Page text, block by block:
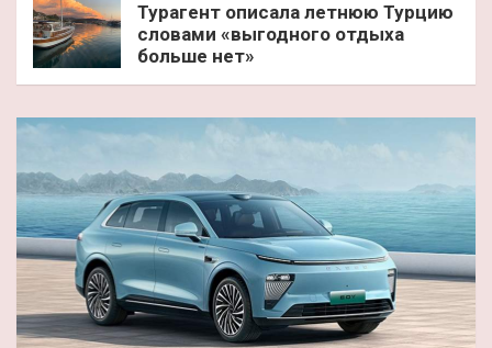
Турагент описала летнюю Турцию
словами «выгодного отдыха
больше нет»